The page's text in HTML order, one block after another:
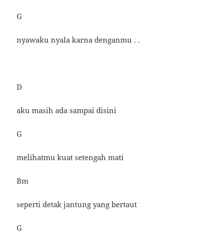
G
nyawaku nyala karna denganmu . .
D
aku masih ada sampai disini
G
melihatmu kuat setengah mati
Bm
seperti detak jantung yang bertaut
G